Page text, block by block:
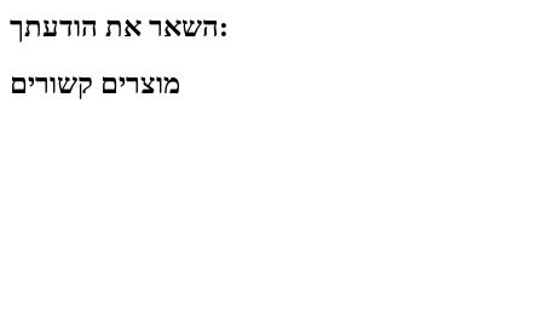
השאר את הודעתך:
מוצרים קשורים